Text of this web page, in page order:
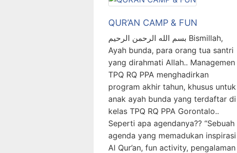
QUR’AN CAMP & FUN
بسم الله الرحمن الرحيم Bismillah,
Ayah bunda, para orang tua santri
yang dirahmati Allah.. Managemen
TPQ RQ PPA menghadirkan
program akhir tahun, khusus untuk
anak ayah bunda yang terdaftar di
kelas TPQ RQ PPA Gorontalo..
Seperti apa agendanya?? “Sebuah
agenda yang memadukan inspirasi
Al Qur’an, fun activity, pengalaman